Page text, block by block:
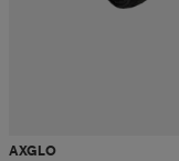
AXGLO